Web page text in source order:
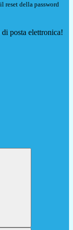
reset della password
posta elettronica!